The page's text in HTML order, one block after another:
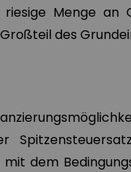
Menge an
des
mit dem